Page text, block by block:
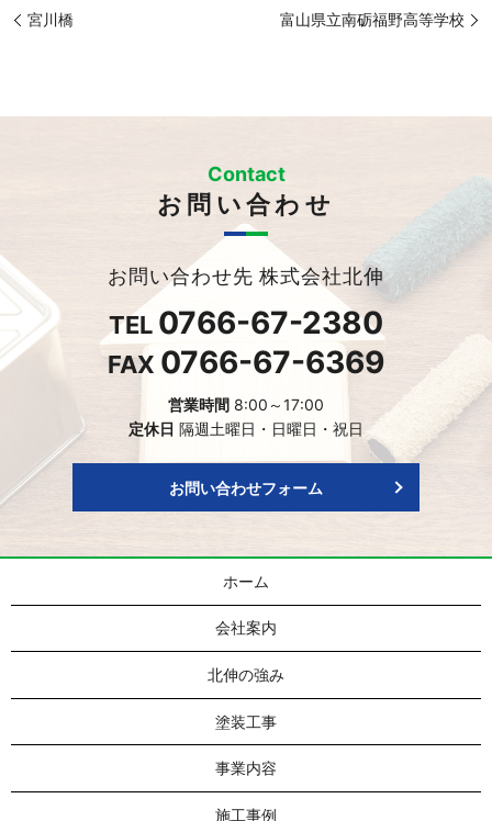
宮川橋 富山県立南砺福野高等学校
Contact
お問い合わせ
お問い合わせ先 株式会社北伸
TEL 0766-67-2380
FAX 0766-67-6369
営業時間 8:00～17:00
定休日 隔週土曜日・日曜日・祝日
お問い合わせフォーム
ホーム
会社案内
北伸の強み
塗装工事
事業内容
施工事例